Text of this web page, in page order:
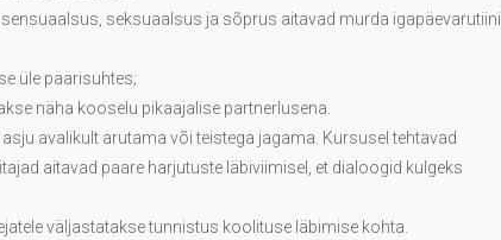
seksuaalsus ja sõprus aitavad murda igapäevarutiini
üle paarisuhtes;
näha kooselu pikaajalise partnerlusena.
avalikult arutama või teistega jagama. Kursusel tehtavad
aitavad paare harjutuste läbiviimisel, et dialoogid kulgeks
väljastatakse tunnistus koolituse läbimise kohta.